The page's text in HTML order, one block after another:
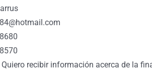
recibir información acerca de la